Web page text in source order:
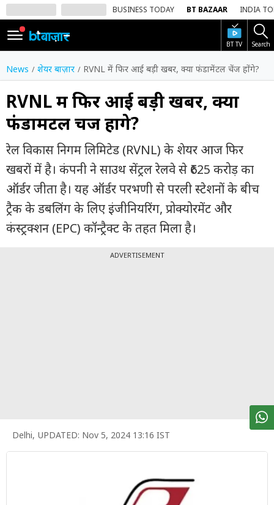
BUSINESS TODAY BT BAZAAR INDIA
BT TV Search
SIGN
IN
Dark
Mode
होम
शेयर
बाज़ार
वीडियो
ट्रेंडिंग
शेयर
News शेयर बाज़ार RVNL में फिर आई बड़ी खबर, क्या फंडामेंटल चेंज होंगे?
RVNL में फिर आई बड़ी खबर, क्या
फंडामेंटल चेंज होंगे?
रेल विकास निगम लिमिटेड (RVNL) के शेयर आज फिर
खबरों में है। कंपनी ने साउथ सेंट्रल रेलवे से ₹625 करोड़ का
ऑर्डर जीता है। यह ऑर्डर परभणी से परली स्टेशनों के बीच
ट्रैक के डबलिंग के लिए इंजीनियरिंग, प्रोक्योरमेंट और
कंस्ट्रक्शन (EPC) कॉन्ट्रैक्ट के तहत मिला है।
ADVERTISEMENT
Delhi, UPDATED: Nov 5, 2024 13:16 IST